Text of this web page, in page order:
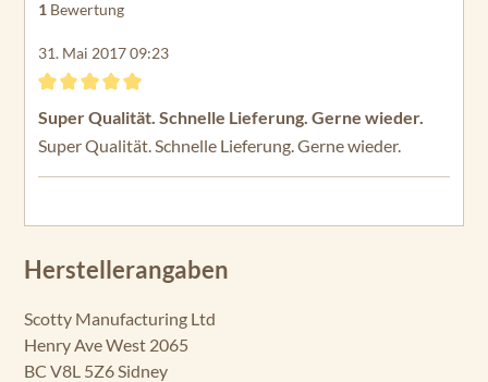
1 Bewertung
31. Mai 2017 09:23
Bewertung mit 5 von 5 Sternen
Super Qualität. Schnelle Lieferung. Gerne wieder.
Super Qualität. Schnelle Lieferung. Gerne wieder.
Herstellerangaben
Scotty Manufacturing Ltd
Henry Ave West 2065
BC V8L 5Z6 Sidney